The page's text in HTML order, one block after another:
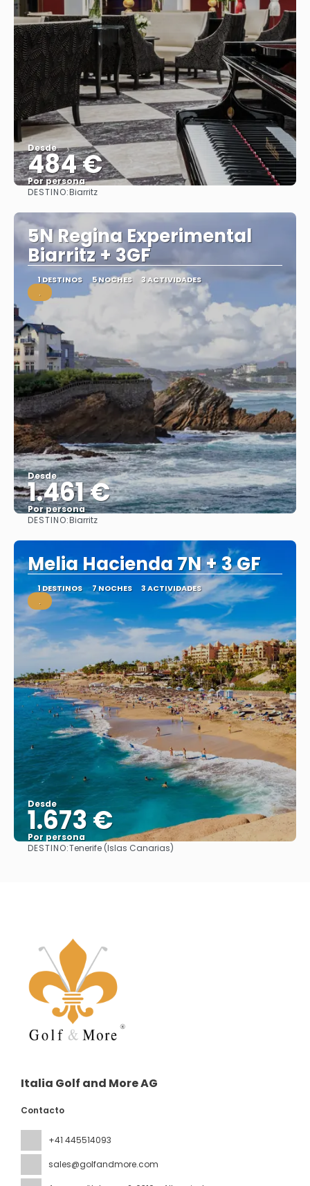
Desde
484 €
Por persona
DESTINO:Biarritz
5N Regina Experimental
Biarritz + 3GF
1 DESTINOS 5 NOCHES 3 ACTIVIDADES
.
Desde
1.461 €
Por persona
DESTINO:Biarritz
Melia Hacienda 7N + 3 GF
1 DESTINOS 7 NOCHES 3 ACTIVIDADES
.
Desde
1.673 €
Por persona
Ver
DESTINO:Tenerife (Islas Canarias)
Italia Golf and More AG
Contacto
+41 445514093
sales@golfandmore.com